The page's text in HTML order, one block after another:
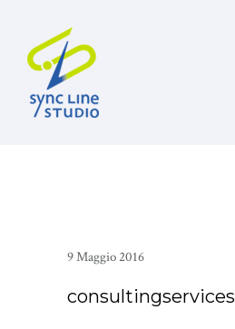
9 Maggio 2016
consultingservices